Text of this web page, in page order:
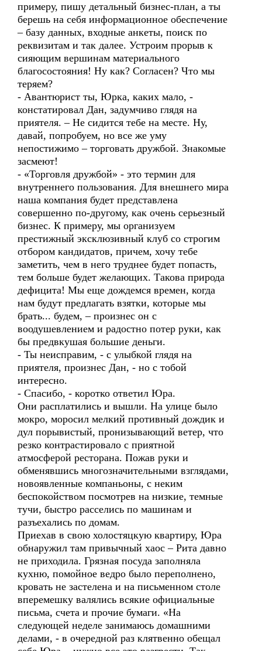
примеру, пишу детальный бизнес-план, а ты
берешь на себя информационное обеспечение
– базу данных, входные анкеты, поиск по
реквизитам и так далее. Устроим прорыв к
сияющим вершинам материального
благосостояния! Ну как? Согласен? Что мы
теряем?
- Авантюрист ты, Юрка, каких мало, -
констатировал Дан, задумчиво глядя на
приятеля. – Не сидится тебе на месте. Ну,
давай, попробуем, но все же уму
непостижимо – торговать дружбой. Знакомые
засмеют!
- «Торговля дружбой» - это термин для
внутреннего пользования. Для внешнего мира
наша компания будет представлена
совершенно по-другому, как очень серьезный
бизнес. К примеру, мы организуем
престижный эксклюзивный клуб со строгим
отбором кандидатов, причем, хочу тебе
заметить, чем в него труднее будет попасть,
тем больше будет желающих. Такова природа
дефицита! Мы еще дождемся времен, когда
нам будут предлагать взятки, которые мы
брать... будем, – произнес он с
воодушевлением и радостно потер руки, как
бы предвкушая большие деньги.
- Ты неисправим, - с улыбкой глядя на
приятеля, произнес Дан, - но с тобой
интересно.
- Спасибо, - коротко ответил Юра.
Они расплатились и вышли. На улице было
мокро, моросил мелкий противный дождик и
дул порывистый, пронизывающий ветер, что
резко контрастировало с приятной
атмосферой ресторана. Пожав руки и
обменявшись многозначительными взглядами,
новоявленные компаньоны, с неким
беспокойством посмотрев на низкие, темные
тучи, быстро расселись по машинам и
разъехались по домам.
Приехав в свою холостяцкую квартиру, Юра
обнаружил там привычный хаос – Рита давно
не приходила. Грязная посуда заполняла
кухню, помойное ведро было переполнено,
кровать не застелена и на письменном столе
вперемешку валялись всякие официальные
письма, счета и прочие бумаги. «На
следующей неделе занимаюсь домашними
делами, - в очередной раз клятвенно обещал